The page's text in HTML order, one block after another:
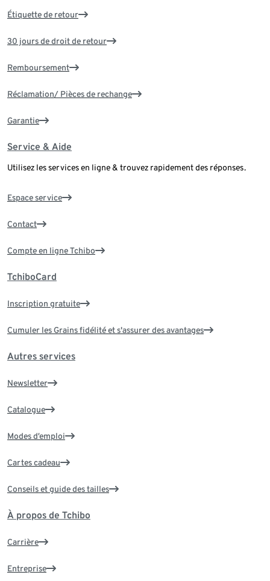
Étiquette de retour
30 jours de droit de retour
Remboursement
Réclamation/ Pièces de rechange
Garantie
Service & Aide
Utilisez les services en ligne & trouvez rapidement des réponses.
Espace service
Contact
Compte en ligne Tchibo
TchiboCard
Inscription gratuite
Cumuler les Grains fidélité et s'assurer des avantages
Autres services
Newsletter
Catalogue
Modes d’emploi
Cartes cadeau
Conseils et guide des tailles
À propos de Tchibo
Carrière
Entreprise